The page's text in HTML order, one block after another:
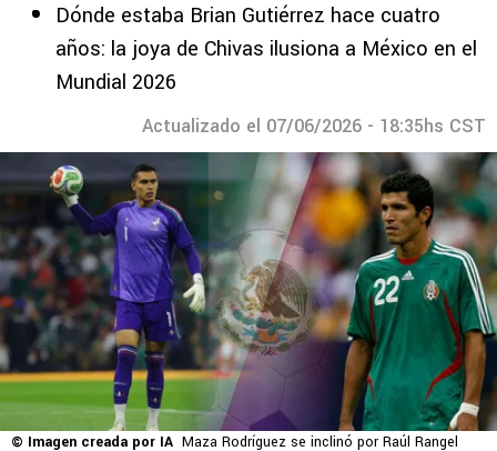
Dónde estaba Brian Gutiérrez hace cuatro
años: la joya de Chivas ilusiona a México en el
Mundial 2026
Actualizado el 07/06/2026 - 18:35hs CST
© Imagen creada por IA Maza Rodríguez se inclinó por Raúl Rangel